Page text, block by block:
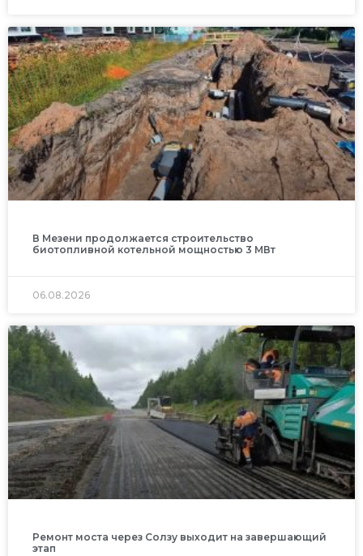
В Мезени продолжается строительство
биотопливной котельной мощностью 3 МВт
06.08.2026
Ремонт моста через Солзу выходит на завершающий
этап